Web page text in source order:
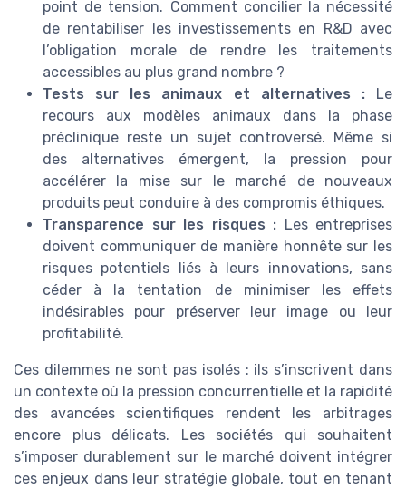
point de tension. Comment concilier la nécessité
de rentabiliser les investissements en R&D avec
l’obligation morale de rendre les traitements
accessibles au plus grand nombre ?
Tests sur les animaux et alternatives :Le
recours aux modèles animaux dans la phase
préclinique reste un sujet controversé. Même si
des alternatives émergent, la pression pour
accélérer la mise sur le marché de nouveaux
produits peut conduire à des compromis éthiques.
Transparence sur les risques : Les entreprises
doivent communiquer de manière honnête sur les
risques potentiels liés à leurs innovations, sans
céder à la tentation de minimiser les effets
indésirables pour préserver leur image ou leur
profitabilité.
Ces dilemmes ne sont pas isolés : ils s’inscrivent dans
un contexte où la pression concurrentielle et la rapidité
des avancées scientifiques rendent les arbitrages
encore plus délicats. Les sociétés qui souhaitent
s’imposer durablement sur le marché doivent intégrer
ces enjeux dans leur stratégie globale, tout en tenant